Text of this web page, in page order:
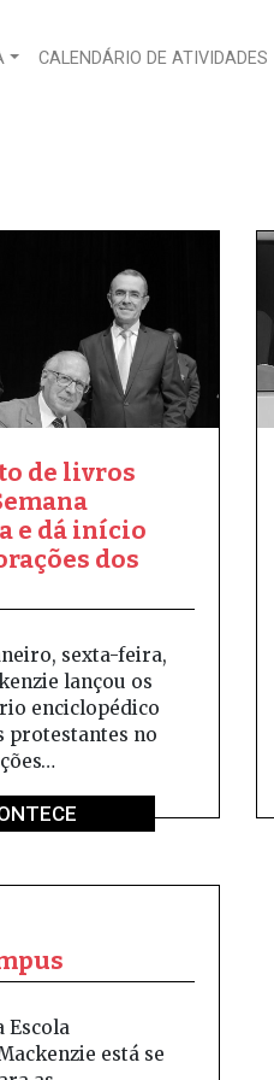
CALENDÁRIO DE ATIVIDADES
de livros
e dá início
dos
sexta-feira,
lançou os
enciclopédico
protestantes no
Escola
está se